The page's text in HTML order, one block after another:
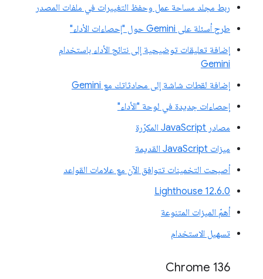
ربط مجلد مساحة عمل وحفظ التغييرات في ملفات المصدر
طرح أسئلة على Gemini حول "إحصاءات الأداء"
إضافة تعليقات توضيحية إلى نتائج الأداء باستخدام
Gemini
إضافة لقطات شاشة إلى محادثاتك مع Gemini
إحصاءات جديدة في لوحة "الأداء"
مصادر JavaScript المكرّرة
ميزات JavaScript القديمة
أصبحت التخمينات تتوافق الآن مع علامات القواعد
‫Lighthouse 12.6.0
أهمّ الميزات المتنوعة
تسهيل الاستخدام
Chrome 136